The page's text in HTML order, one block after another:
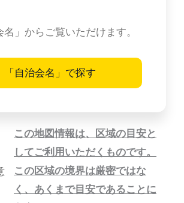
名」からご覧いただけます。
「自治会名」で探す
この地図情報は、区域の目安と
してご利用いただくものです。
この区域の境界は厳密ではな
く、あくまで目安であることに